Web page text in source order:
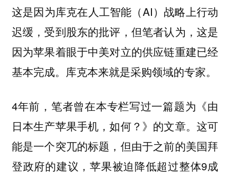
这是因为库克在人工智能（AI）战略上行动
迟缓，受到股东的批评，但笔者认为，这是
因为苹果着眼于中美对立的供应链重建已经
基本完成。库克本来就是采购领域的专家。
4年前，笔者曾在本专栏写过一篇题为《由
日本生产苹果手机，如何？》的文章。这可
能是一个突兀的标题，但由于之前的美国拜
登政府的建议，苹果被迫降低超过整体9成